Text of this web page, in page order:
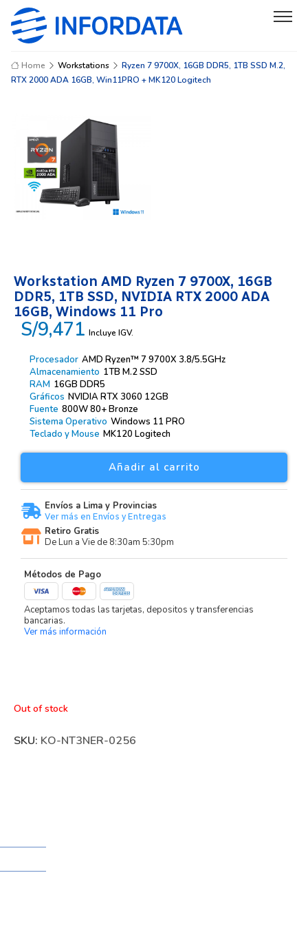
Home Workstations
Ryzen 7 9700X, 16GB DDR5, 1TB SSD M.2,
RTX 2000 ADA 16GB, Win11PRO + MK120 Logitech
Workstation AMD Ryzen 7 9700X, 16GB
DDR5, 1TB SSD, NVIDIA RTX 2000 ADA
16GB, Windows 11 Pro
Procesador AMD Ryzen™ 7 9700X 3.8/5.5GHz
Almacenamiento 1TB M.2 SSD
RAM 16GB DDR5
Gráficos NVIDIA RTX 3060 12GB
Fuente 800W 80+ Bronze
Sistema Operativo Windows 11 PRO
Teclado y Mouse MK120 Logitech
S/9,471 Incluye IGV.
Añadir al carrito
Envíos a Lima y Provincias
Ver más en Envíos y Entregas
Retiro Gratis
De Lun a Vie de 8:30am 5:30pm
Métodos de Pago
Aceptamos todas las tarjetas, depositos y transferencias
bancarias.
Ver más información
Out of stock
SKU: KO-NT3NER-0256